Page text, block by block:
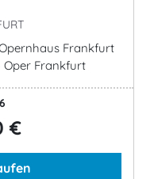
Frankfurt
Oper Frankfurt
€